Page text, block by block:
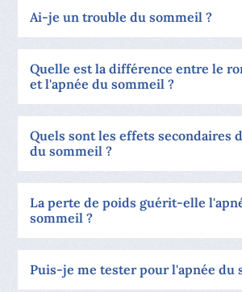
Ai-je un trouble du sommeil ?
Quelle est la différence entre le
et l'apnée du sommeil ?
Quels sont les effets secondaires
du sommeil ?
La perte de poids guérit-elle
sommeil ?
Puis-je me tester pour l'apnée du